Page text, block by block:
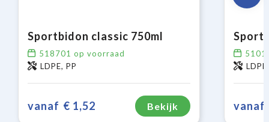
Sportbidon classic 750ml
518701 op voorraad
LDPE, PP
vanaf € 1,52 Bekijk vanaf